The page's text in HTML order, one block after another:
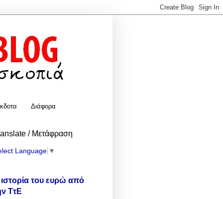
Διάφορα
/ Μετάφραση
Language ▼
του ευρώ από
ΤτΕ